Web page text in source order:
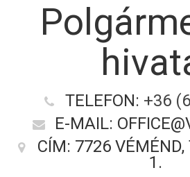
TELEFON: +36
E-MAIL:
CÍM: 7726
1.